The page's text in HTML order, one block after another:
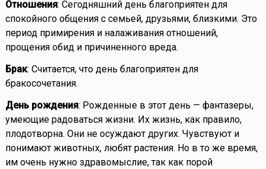
Отношения: Сегодняшний день благоприятен для
спокойного общения с семьей, друзьями, близкими. Это
период примирения и налаживания отношений,
прощения обид и причиненного вреда.
Брак: Считается, что день благоприятен для
бракосочетания.
День рождения: Рожденные в этот день — фантазеры,
умеющие радоваться жизни. Их жизнь, как правило,
плодотворна. Они не осуждают других. Чувствуют и
понимают животных, любят растения. Но в то же время,
им очень нужно здравомыслие, так как порой